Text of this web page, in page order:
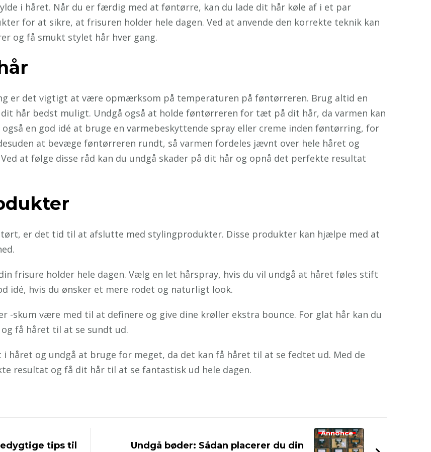
i håret. Når du er færdig med at føntørre, kan du lade dit hår køle af i et par
for at sikre, at frisuren holder hele dagen. Ved at anvende den korrekte teknik kan
og få smukt stylet hår hver gang.
er det vigtigt at være opmærksom på temperaturen på føntørreren. Brug altid en
hår bedst muligt. Undgå også at holde føntørreren for tæt på dit hår, da varmen kan
en god idé at bruge en varmebeskyttende spray eller creme inden føntørring, for
at bevæge føntørreren rundt, så varmen fordeles jævnt over hele håret og
at følge disse råd kan du undgå skader på dit hår og opnå det perfekte resultat
er det tid til at afslutte med stylingprodukter. Disse produkter kan hjælpe med at
frisure holder hele dagen. Vælg en let hårspray, hvis du vil undgå at håret føles stift
idé, hvis du ønsker et mere rodet og naturligt look.
-skum være med til at definere og give dine krøller ekstra bounce. For glat hår kan du
få håret til at se sundt ud.
og undgå at bruge for meget, da det kan få håret til at se fedtet ud. Med de
resultat og få dit hår til at se fantastisk ud hele dagen.
tips til
Annonce
Undgå bøder: Sådan placerer du din